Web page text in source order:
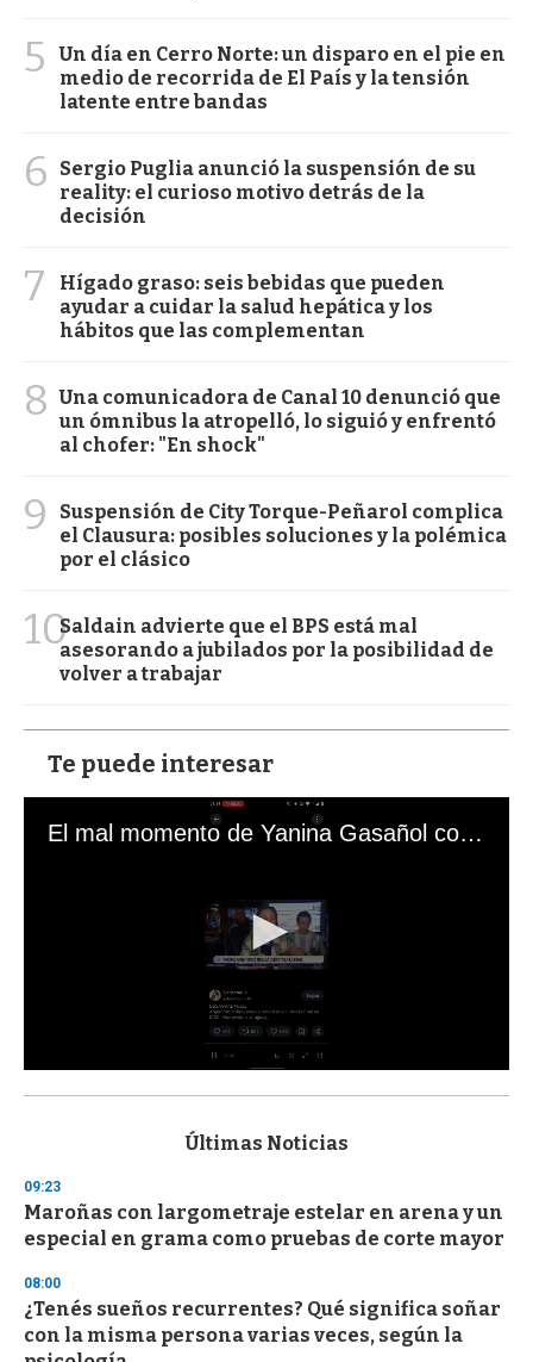
5
Un día en Cerro Norte: un disparo en el pie en
medio de recorrida de El País y la tensión
latente entre bandas
6
Sergio Puglia anunció la suspensión de su
reality: el curioso motivo detrás de la
decisión
7
Hígado graso: seis bebidas que pueden
ayudar a cuidar la salud hepática y los
hábitos que las complementan
8 Una comunicadora de Canal 10 denunció que
un ómnibus la atropelló, lo siguió y enfrentó
al chofer: "En shock"
9
Suspensión de City Torque-Peñarol complica
el Clausura: posibles soluciones y la polémica
por el clásico
10Saldain advierte que el BPS está mal
asesorando a jubilados por la posibilidad de
volver a trabajar
Te puede interesar
El mal momento de Yanina Gasañol con un hincha argentino en "Subrayado"
s
d
s
o
f
3
s
e
c
Últimas Noticias
09:23
Maroñas con largometraje estelar en arena y un
especial en grama como pruebas de corte mayor
08:00
¿Tenés sueños recurrentes? Qué significa soñar
con la misma persona varias veces, según la